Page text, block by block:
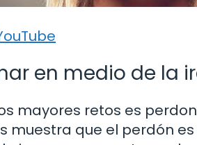
en medio de la
mayores retos es
muestra que el perdón